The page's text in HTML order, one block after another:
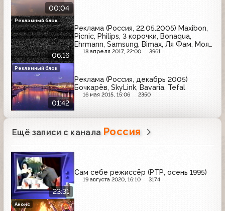
00:04
06:16
Реклама (Россия, 22.05.2005) Maxibon,
Picnic, Philips, 3 корочки, Bonaqua,
Ehrmann, Samsung, Bimax, Ля Фам, Моя
семья
18 апреля 2017, 22:00 3961
Рекламный блок
01:42
Реклама (Россия, декабрь 2005)
Бочкарёв, SkyLink, Bavaria, Tefal
16 мая 2015, 15:06 2350
Рекламный блок
Ещё записи с канала Россия
23:31
Сам себе режиссёр (РТР, осень 1995)
19 августа 2020, 16:10 3174
Анонс